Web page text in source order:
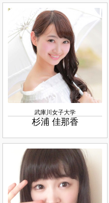
武庫川女子大学
杉浦 佳那香